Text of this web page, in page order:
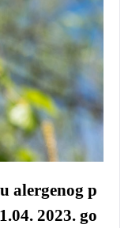
alergenog p
2023. go